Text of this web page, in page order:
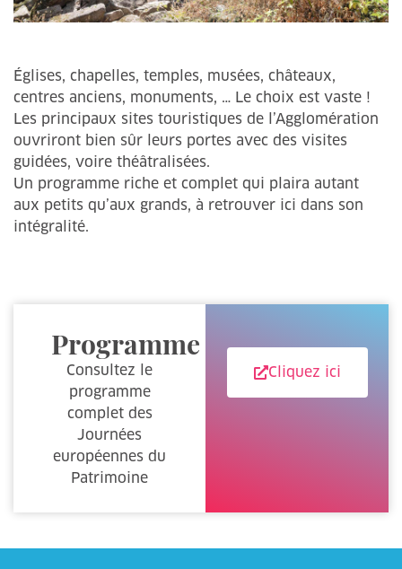
Églises, chapelles, temples, musées, châteaux,
centres anciens, monuments, … Le choix est vaste !
Les principaux sites touristiques de l’Agglomération
ouvriront bien sûr leurs portes avec des visites
guidées, voire théâtralisées.
Un programme riche et complet qui plaira autant
aux petits qu’aux grands, à retrouver ici dans son
intégralité.
Programme
Consultez le
programme
complet des
Journées
européennes du
Patrimoine
Cliquez ici